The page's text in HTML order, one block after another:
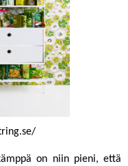
on niin pieni, että